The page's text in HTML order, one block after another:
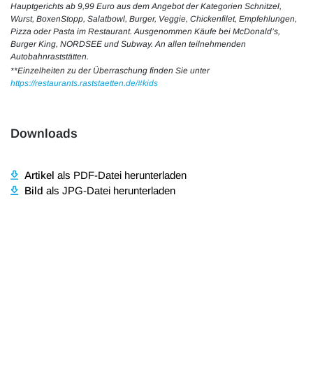
Hauptgerichts ab 9,99 Euro aus dem Angebot der Kategorien Schnitzel,
Wurst, BoxenStopp, Salatbowl, Burger, Veggie, Chickenfilet, Empfehlungen,
Pizza oder Pasta im Restaurant. Ausgenommen Käufe bei McDonaldʼs,
Burger King, NORDSEE und Subway. An allen teilnehmenden
Autobahnraststätten.
**Einzelheiten zu der Überraschung finden Sie unter
https://restaurants.raststaetten.de/#kids
Downloads
Artikel als PDF-Datei herunterladen
Bild als JPG-Datei herunterladen